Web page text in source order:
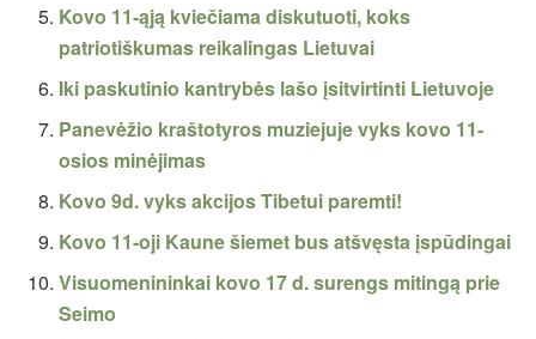
Kovo 11-ąją kviečiama diskutuoti, koks
patriotiškumas reikalingas Lietuvai
Iki paskutinio kantrybės lašo įsitvirtinti Lietuvoje
Panevėžio kraštotyros muziejuje vyks kovo 11-
osios minėjimas
Kovo 9d. vyks akcijos Tibetui paremti!
Kovo 11-oji Kaune šiemet bus atšvęsta įspūdingai
Visuomenininkai kovo 17 d. surengs mitingą prie
Seimo